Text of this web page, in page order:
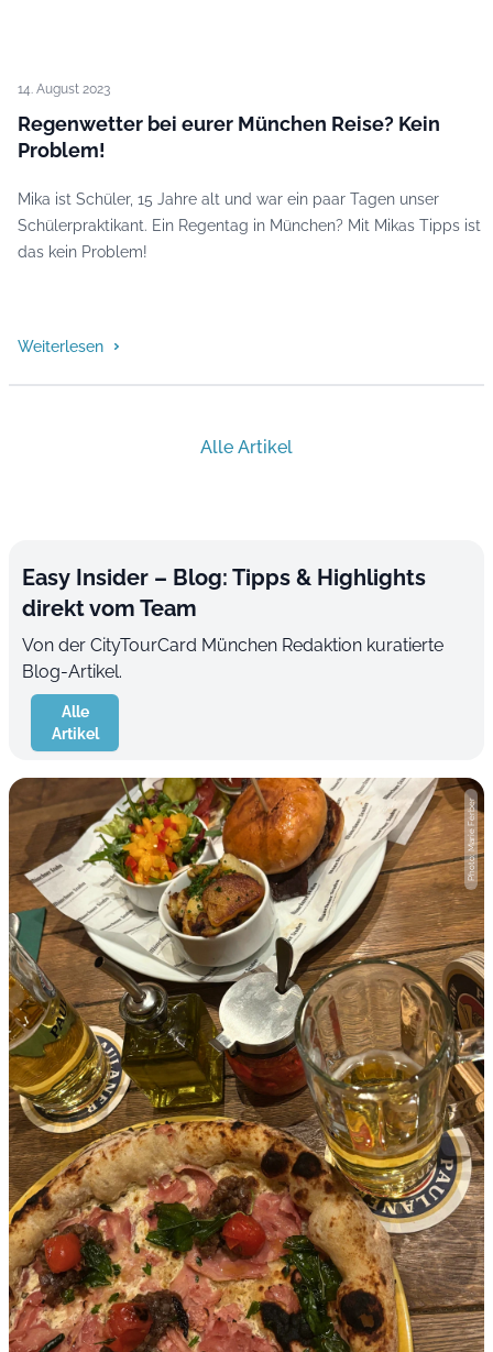
14. August 2023
Regenwetter bei eurer München Reise? Kein
Problem!
Mika ist Schüler, 15 Jahre alt und war ein paar Tagen unser
Schülerpraktikant. Ein Regentag in München? Mit Mikas Tipps ist
das kein Problem!
Weiterlesen
Alle Artikel
Easy Insider – Blog: Tipps & Highlights
direkt vom Team
Von der CityTourCard München Redaktion kuratierte
Blog-Artikel.
Alle
Artikel
Photo: Marie Ferber